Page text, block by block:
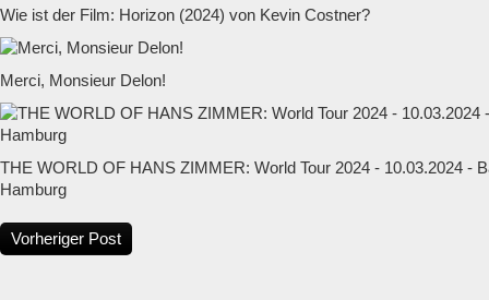
Wie ist der Film: Horizon (2024) von Kevin Costner?
Merci, Monsieur Delon!
THE WORLD OF HANS ZIMMER: World Tour 2024 - 10.03.2024 -
Hamburg
Vorheriger Post